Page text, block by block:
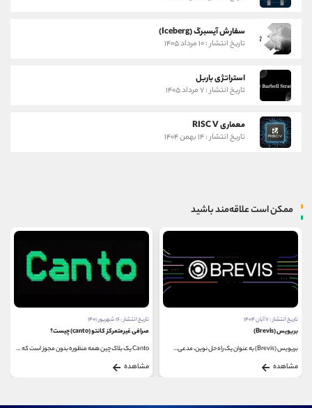
سفارش آیسبرگ (Iceberg)
تاریخ انتشار : ۱۰ مرداد ۱۴۰۵
استراتژی باربل
تاریخ انتشار : ۷ مرداد ۱۴۰۵
معماری RISC V
تاریخ انتشار : ۱۴ بهمن ۱۴۰۴
ممکن است علاقه‌مند باشید
تاریخ انتشار : ۷ آبان ۱۴۰۴
بریویس (Brevis)
بریویس (Brevis) به ‌عنوان یک راه‌ حل نوین، مدعی...
مشاهده
تاریخ انتشار : ۱۶ شهریور ۱۴۰۱
صرافی غیرمتمرکز کانتو (canto) چیست؟
Canto یک بلاک چین همه منظوره بدون مجوز است که ماشین...
مشاهده